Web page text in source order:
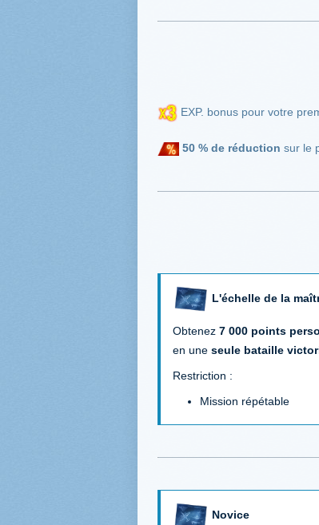
EXP. bonus pour votre
50 % de réduction sur le
L'échelle de la
Obtenez 7 000 points
en une seule bataille
Restriction :
Mission répétable
Novice